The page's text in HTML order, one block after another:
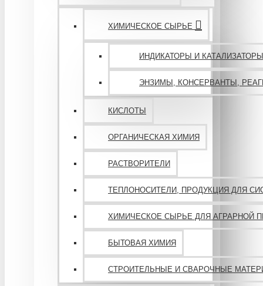
ХИМИЧЕСКОЕ СЫРЬЕ
ИНДИКАТОРЫ И КАТАЛИЗАТОРЫ
ЭНЗИМЫ, КОНСЕРВАНТЫ,
КИСЛОТЫ
ОРГАНИЧЕСКАЯ ХИМИЯ
РАСТВОРИТЕЛИ
ТЕПЛОНОСИТЕЛИ, ПРОДУКЦИЯ ДЛЯ
ХИМИЧЕСКОЕ СЫРЬЕ ДЛЯ АГРАРНОЙ
БЫТОВАЯ ХИМИЯ
СТРОИТЕЛЬНЫЕ И СВАРОЧНЫЕ